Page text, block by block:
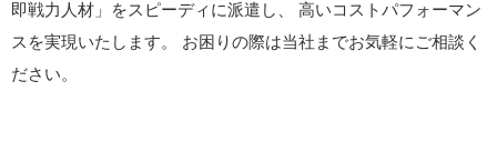
即戦力人材」をスピーディに派遣し、
高いコストパフォーマン
スを実現いたします。
お困りの際は当社までお気軽にご相談く
ださい。